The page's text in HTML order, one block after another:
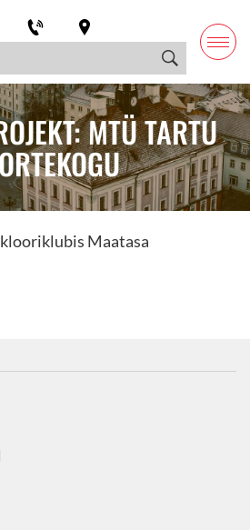
MTÜ TARTU
Maatasa